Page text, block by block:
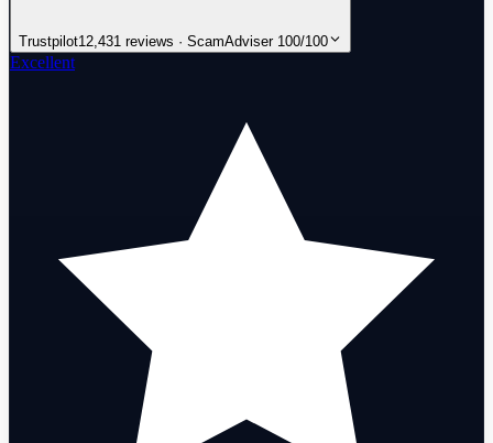
Trustpilot12,431 reviews · ScamAdviser 100/100
Excellent